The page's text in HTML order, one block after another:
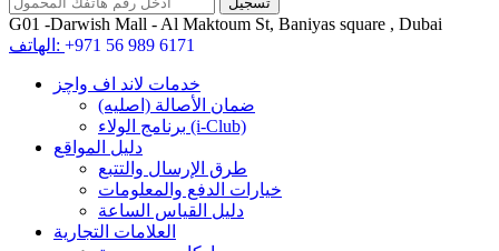
G01 -Darwish Mall - Al Maktoum St, Baniyas square , Dubai
الهاتف: +971 56 989 6171
خدمات لاند اف واچز
ضمان الأصالة (اصلیه)
برنامج الولاء (i-Club)
دليل المواقع
طرق الإرسال والتتبع
خيارات الدفع والمعلومات
دليل القياس الساعة
العلامات التجارية